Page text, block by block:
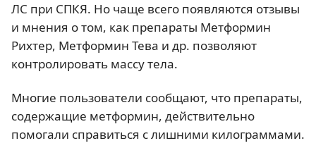
ЛС при СПКЯ. Но чаще всего появляются отзывы
и мнения о том, как препараты Метформин
Рихтер, Метформин Тева и др. позволяют
контролировать массу тела.
Многие пользователи сообщают, что препараты,
содержащие метформин, действительно
помогали справиться с лишними килограммами.